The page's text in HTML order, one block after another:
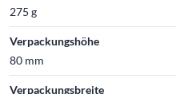
275 g
Verpackungshöhe
80 mm
Verpackungsbreite